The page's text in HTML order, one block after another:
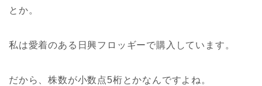
とか。
私は愛着のある日興フロッギーで購入しています。
だから、株数が小数点5桁とかなんですよね。